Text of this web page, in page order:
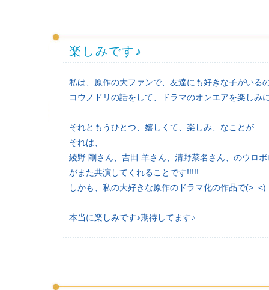
楽しみです♪
私は、原作の大ファンで、友達にも好きな子がいる
コウノドリの話をして、ドラマのオンエアを楽しみ
それともうひとつ、嬉しくて、楽しみ、なこと
それは、
綾野 剛さん、吉田 羊さん、清野菜名さん、のウロ
がまた共演してくれることです!!!!!
しかも、私の大好きな原作のドラマ化の作品で(>_<)
本当に楽しみです♪期待してます♪